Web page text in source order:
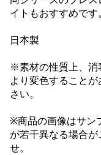
イトもおすすめです。
日本製
※素材の性質上、消
より変色すること
さい。
※商品の画像はサン
が若干異なる場合
せ。